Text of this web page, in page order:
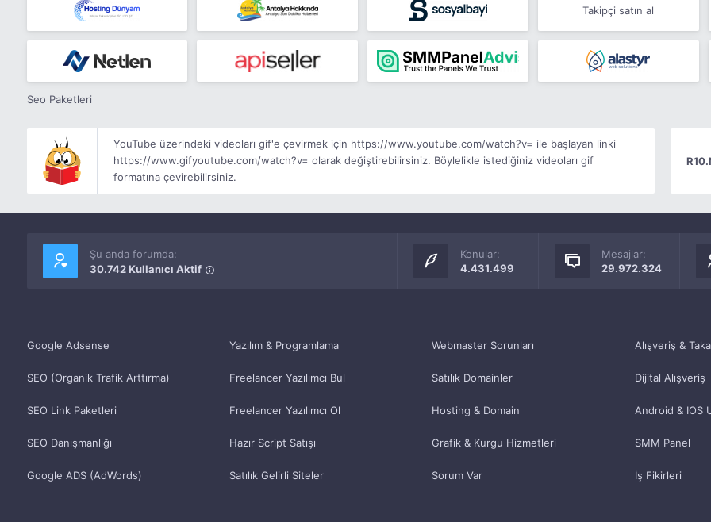
Takipçi satın al
Seo Paketleri
YouTube üzerindeki videoları gif'e çevirmek için https://www.youtube.com/watch?v= ile başlayan linki
https://www.gifyoutube.com/watch?v= olarak değiştirebilirsiniz. Böylelikle istediğiniz videoları gif
formatına çevirebilirsiniz.
Şu anda forumda:
30.742 Kullanıcı Aktif
Konular:
4.431.499
Mesajlar:
29.972.324
Google Adsense
SEO (Organik Trafik Arttırma)
SEO Link Paketleri
SEO Danışmanlığı
Google ADS (AdWords)
Yazılım & Programlama
Freelancer Yazılımcı Bul
Freelancer Yazılımcı Ol
Hazır Script Satışı
Satılık Gelirli Siteler
Webmaster Sorunları
Satılık Domainler
Hosting & Domain
Grafik & Kurgu Hizmetleri
Sorum Var
Alışveriş &
Dijital Alışveriş
Android & IOS
SMM Panel
İş Fikirleri